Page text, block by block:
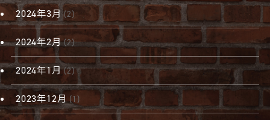
2024年3月 (2)
2024年2月(2)
2024年1月(2)
2023年12月 (1)